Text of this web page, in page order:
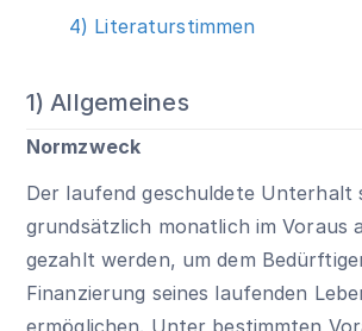
4) Literaturstimmen
1) Allgemeines
Normzweck
Der laufend geschuldete Unterhalt
grundsätzlich monatlich im Voraus
gezahlt werden, um dem
Finanzierung seines laufenden
ermöglichen. Unter bestimmten